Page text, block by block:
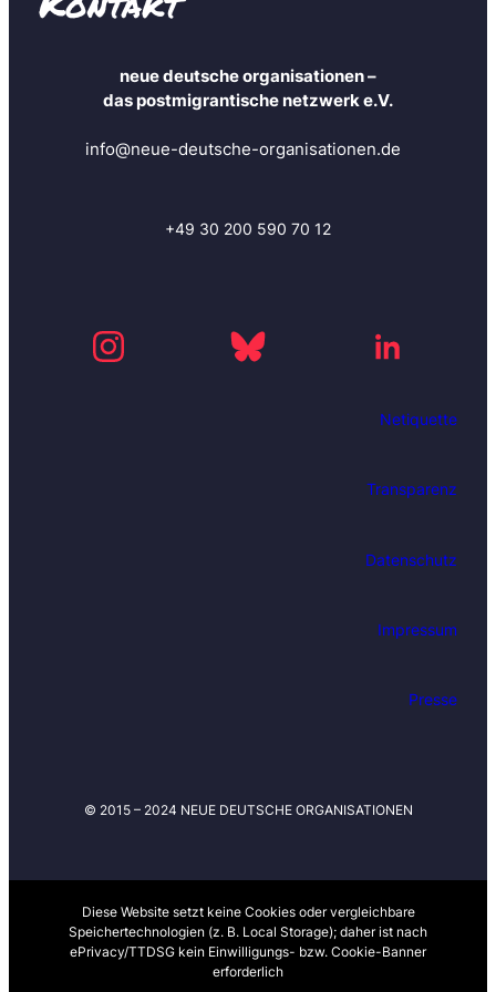
u
n
b
i
m
n
c
h
e
n
neue deutsche organisationen –
das postmigrantische netzwerk e.V.
info@neue-deutsche-organisationen.de
+49 30 200 590 70 12
Netiquette
Transparenz
Datenschutz
Impressum
Presse
© 2015 – 2024 NEUE DEUTSCHE ORGANISATIONEN
Diese Website setzt keine Cookies oder vergleichbare
Speichertechnologien (z. B. Local Storage); daher ist nach
ePrivacy/TTDSG kein Einwilligungs- bzw. Cookie-Banner
erforderlich